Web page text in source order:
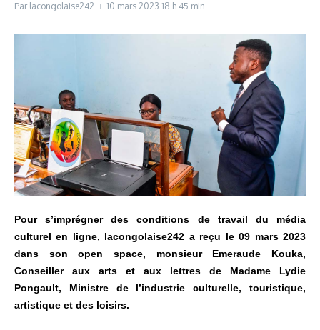
Par lacongolaise242 10 mars 2023 18 h 45 min
Pour s’imprégner des conditions de travail du média
culturel en ligne, lacongolaise242 a reçu le 09 mars 2023
dans son open space, monsieur Emeraude Kouka,
Conseiller aux arts et aux lettres de Madame Lydie
Pongault, Ministre de l’industrie culturelle, touristique,
artistique et des loisirs.